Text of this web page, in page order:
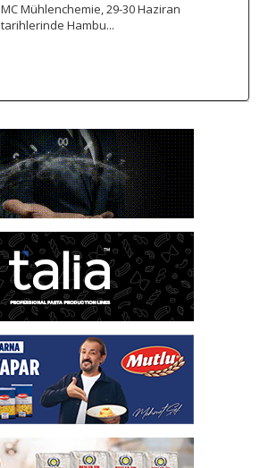
MC Mühlenchemie, 29-30 Haziran
tarihlerinde Hambu...